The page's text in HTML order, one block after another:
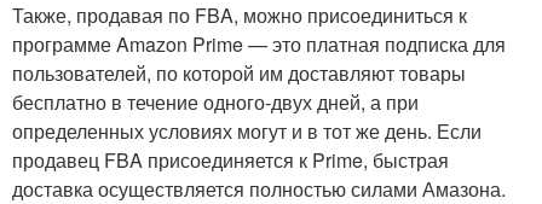
Также, продавая по FBA, можно присоединиться к
программе Amazon Prime — это платная подписка для
пользователей, по которой им доставляют товары
бесплатно в течение одного-двух дней, а при
определенных условиях могут и в тот же день. Если
продавец FBA присоединяется к Prime, быстрая
доставка осуществляется полностью силами Амазона.